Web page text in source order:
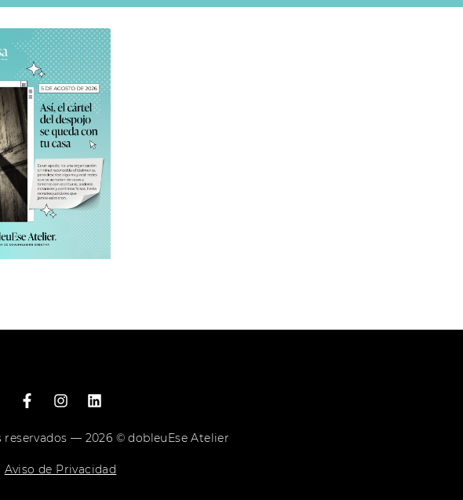
reservados — 2026 © dobleuEse Atelier
Aviso de Privacidad